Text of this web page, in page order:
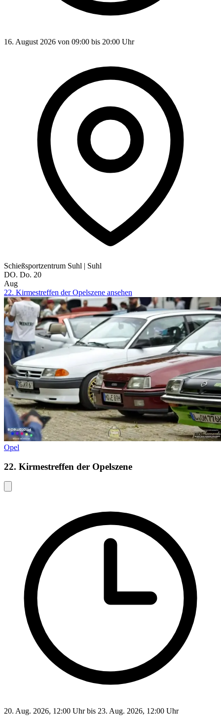
16. August 2026 von 09:00 bis 20:00 Uhr
Schießsportzentrum Suhl | Suhl
DO. Do. 20
Aug
22. Kirmestreffen der Opelszene ansehen
Opel
22. Kirmestreffen der Opelszene
20. Aug. 2026, 12:00 Uhr bis 23. Aug. 2026, 12:00 Uhr